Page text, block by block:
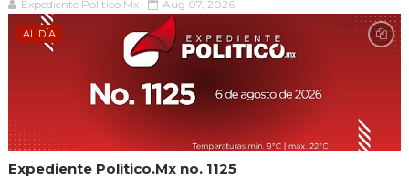
Expediente Político.Mx Aug 07, 2026
AL DÍA
Expediente Político.Mx no. 1125